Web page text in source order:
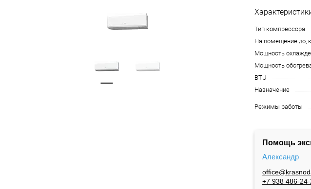
Тип компрессора
На помещение до,
Мощность
Мощность
BTU
Назначение
Режимы работы
Помощь
Александр
+7 938 486-